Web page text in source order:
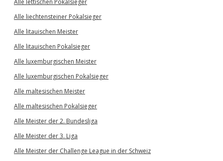
Alle lettischen Pokalsieger
Alle liechtensteiner Pokalsieger
Alle litauischen Meister
Alle litauischen Pokalsieger
Alle luxemburgischen Meister
Alle luxemburgischen Pokalsieger
Alle maltesischen Meister
Alle maltesischen Pokalsieger
Alle Meister der 2. Bundesliga
Alle Meister der 3. Liga
Alle Meister der Challenge League in der Schweiz